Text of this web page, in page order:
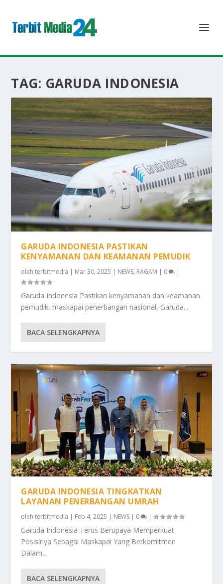
TAG: GARUDA INDONESIA
GARUDA INDONESIA PASTIKAN
KENYAMANAN DAN KEAMANAN PEMUDIK
olehterbitmedia | Mar 30, 2025 | NEWS, RAGAM | 0 |
Garuda Indonesia Pastikan kenyamanan dan keamanan
pemudik, maskapai penerbangan nasional, Garuda...
BACA SELENGKAPNYA
GARUDA INDONESIA TINGKATKAN
LAYANAN PENERBANGAN UMRAH
olehterbitmedia | Feb 4, 2025 | NEWS | 0 |
Garuda Indonesia Terus Berupaya Memperkuat
Posisinya Sebagai Maskapai Yang Berkomitmen
Dalam...
BACA SELENGKAPNYA